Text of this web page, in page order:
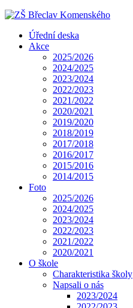
Úřední deska
Akce
2025/2026
2024/2025
2023/2024
2022/2023
2021/2022
2020/2021
2019/2020
2018/2019
2017/2018
2016/2017
2015/2016
2014/2015
Foto
2025/2026
2024/2025
2023/2024
2022/2023
2021/2022
2020/2021
O škole
Charakteristika školy
Napsali o nás
2023/2024